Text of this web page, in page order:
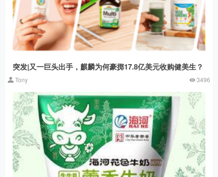
突发|又一巨头出手，麒麟为何豪掷17.8亿美元收购健美生？
Tony 3496